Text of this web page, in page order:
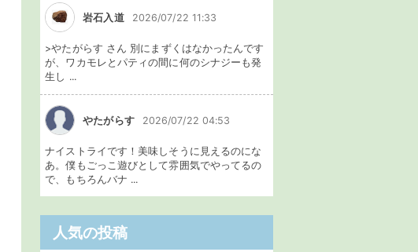
岩石入道 2026/07/22 11:33
>やたがらす さん 別にまずくはなかったんです
が、ワカモレとパティの間に何のシナジーも発
生し ...
やたがらす 2026/07/22 04:53
ナイストライです！美味しそうに見えるのにな
あ。僕もごっこ遊びとして雰囲気でやってるの
で、もちろんバナ ...
人気の投稿